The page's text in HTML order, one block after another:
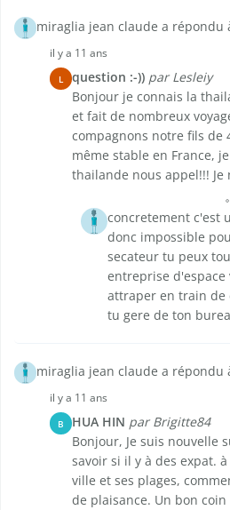
miraglia jean claude a répondu
il y a 11 ans
L question :-)) par Lesleiy
Bonjour je connais la
et fait de nombreux
compagnons notre fils de
même stable en France,
thailande nous appel!!! Je
concretement c'est
donc impossible
secateur tu peux
entreprise
attraper en train de
tu gere de ton
miraglia jean claude a répondu
il y a 11 ans
B HUA HIN par Brigitte84
Bonjour, Je suis nouvelle
savoir si il y à des expat.
ville et ses plages,
de plaisance. Un bon